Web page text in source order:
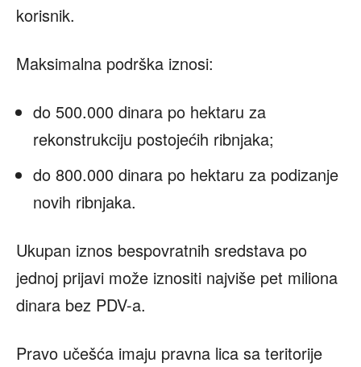
korisnik.
Maksimalna podrška iznosi:
do 500.000 dinara po hektaru za
rekonstrukciju postojećih ribnjaka;
do 800.000 dinara po hektaru za podizanje
novih ribnjaka.
Ukupan iznos bespovratnih sredstava po
jednoj prijavi može iznositi najviše pet miliona
dinara bez PDV-a.
Pravo učešća imaju pravna lica sa teritorije